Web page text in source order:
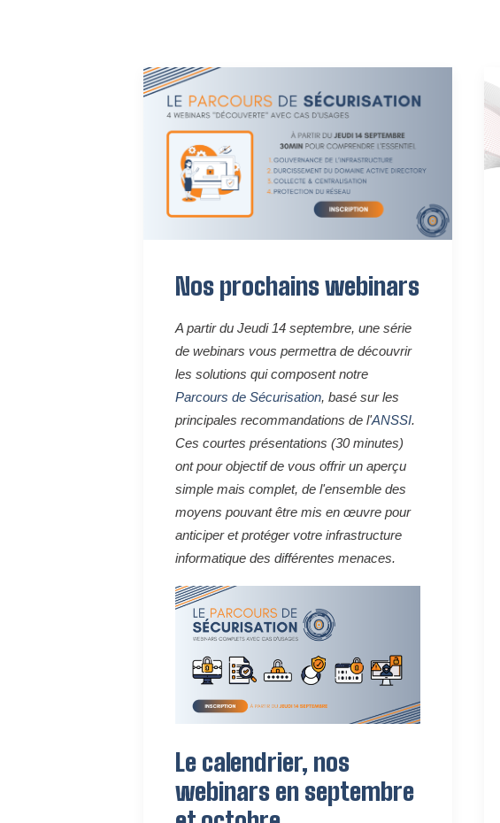
Nos prochains webinars
A partir du Jeudi 14 septembre, une série
de webinars vous permettra de découvrir
les solutions qui composent notre
Parcours de Sécurisation, basé sur les
principales recommandations de l'ANSSI.
Ces courtes présentations (30 minutes)
ont pour objectif de vous offrir un aperçu
simple mais complet, de l'ensemble des
moyens pouvant être mis en œuvre pour
anticiper et protéger votre infrastructure
informatique des différentes menaces.
Le calendrier, nos
webinars en septembre